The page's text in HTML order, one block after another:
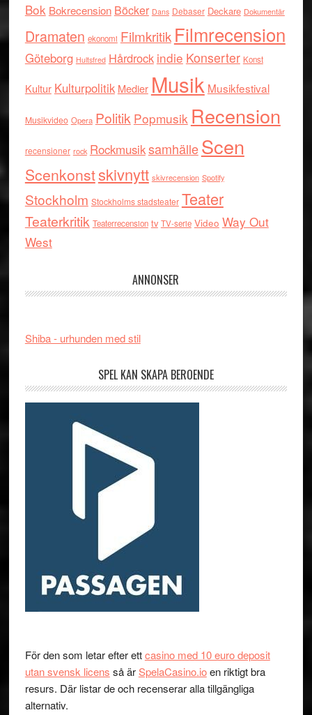
Bok Bokrecension Böcker Dans Debaser Deckare Dokumentär
Dramaten ekonomi Filmkritik Filmrecension
Göteborg Hultsfred Hårdrock indie Konserter Konst
Kultur Kulturpolitik Medier Musik Musikfestival
Musikvideo Opera Politik Popmusik Recension
recensioner rock RockmusiksamhälleScen
Scenkonstskivnytt skivrecension Spotify
Stockholm Stockholms stadsteater Teater
Teaterkritik Teaterrecension tv TV-serie Video Way Out
West
ANNONSER
Shiba - urhunden med stil
SPEL KAN SKAPA BEROENDE
För den som letar efter ettcasino med 10 euro deposit
utan svensk licens så ärSpelaCasino.ioen riktigt bra
resurs. Där listar de och recenserar alla tillgängliga
alternativ.